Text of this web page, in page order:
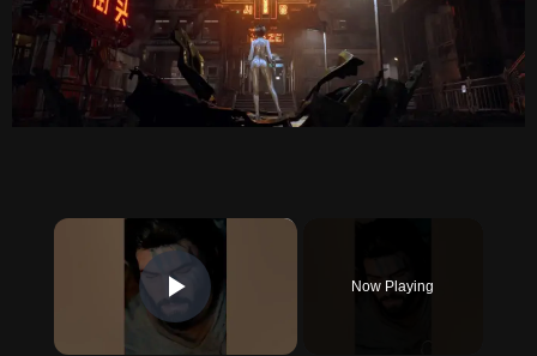
×
PLAY VIDEO
Now Playing